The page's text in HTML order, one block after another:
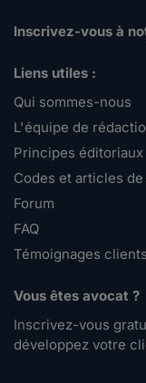
Inscrivez-vous à
Liens utiles :
Qui sommes-nous
L'équipe de
Principes éditoriaux
Codes et articles de
Forum
FAQ
Témoignages clients
Vous êtes avocat ?
Inscrivez-vous
développez votre